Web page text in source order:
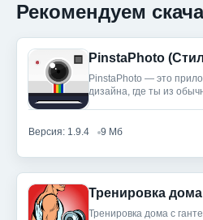
Рекомендуем
PinstaPhoto — это
дизайна, где ты из
Версия: 1.9.4 9 Мб
Тренировка дома с